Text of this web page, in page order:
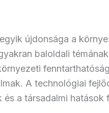
újdonsága a
baloldali
A technológiai
a társadalmi hatások